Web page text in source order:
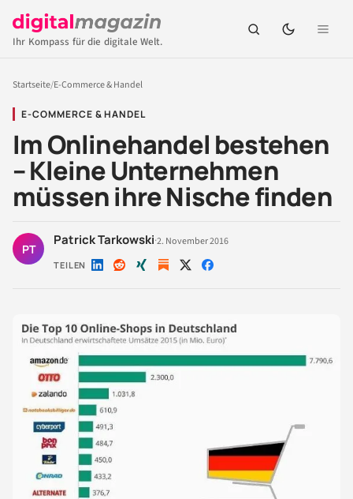
Ihr Kompass für die digitale Welt.
Startseite/E-Commerce & Handel
E-COMMERCE & HANDEL
Im Onlinehandel bestehen
– Kleine Unternehmen
müssen ihre Nische finden
PT
Patrick Tarkowski·2. November 2016
TEILEN Auf Auf Auf Auf Auf